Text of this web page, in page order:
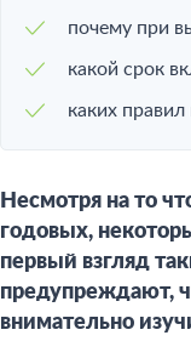
почему при
какой срок
каких
Несмотря на то
годовых,
первый взгляд
предупреждают,
внимательно